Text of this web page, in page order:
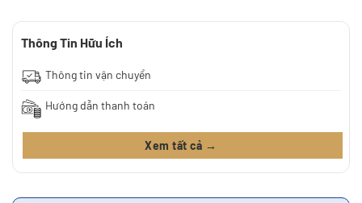
Thông Tin Hữu Ích
Thông tin vận chuyển
Hướng dẫn thanh toán
Xem tất cả →